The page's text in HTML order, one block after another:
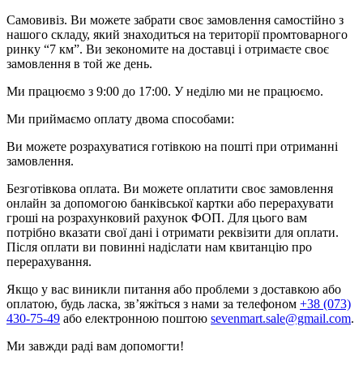
Самовивіз. Ви можете забрати своє замовлення самостійно з
нашого складу, який знаходиться на території промтоварного
ринку “7 км”. Ви зекономите на доставці і отримаєте своє
замовлення в той же день.
Ми працюємо з 9:00 до 17:00. У неділю ми не працюємо.
Ми приймаємо оплату двома способами:
Ви можете розрахуватися готівкою на пошті при отриманні
замовлення.
Безготівкова оплата. Ви можете оплатити своє замовлення
онлайн за допомогою банківської картки або перерахувати
гроші на розрахунковий рахунок ФОП. Для цього вам
потрібно вказати свої дані і отримати реквізити для оплати.
Після оплати ви повинні надіслати нам квитанцію про
перерахування.
Якщо у вас виникли питання або проблеми з доставкою або
оплатою, будь ласка, зв’яжіться з нами за телефоном +38 (073)
430-75-49 або електронною поштою sevenmart.sale@gmail.com.
Ми завжди раді вам допомогти!